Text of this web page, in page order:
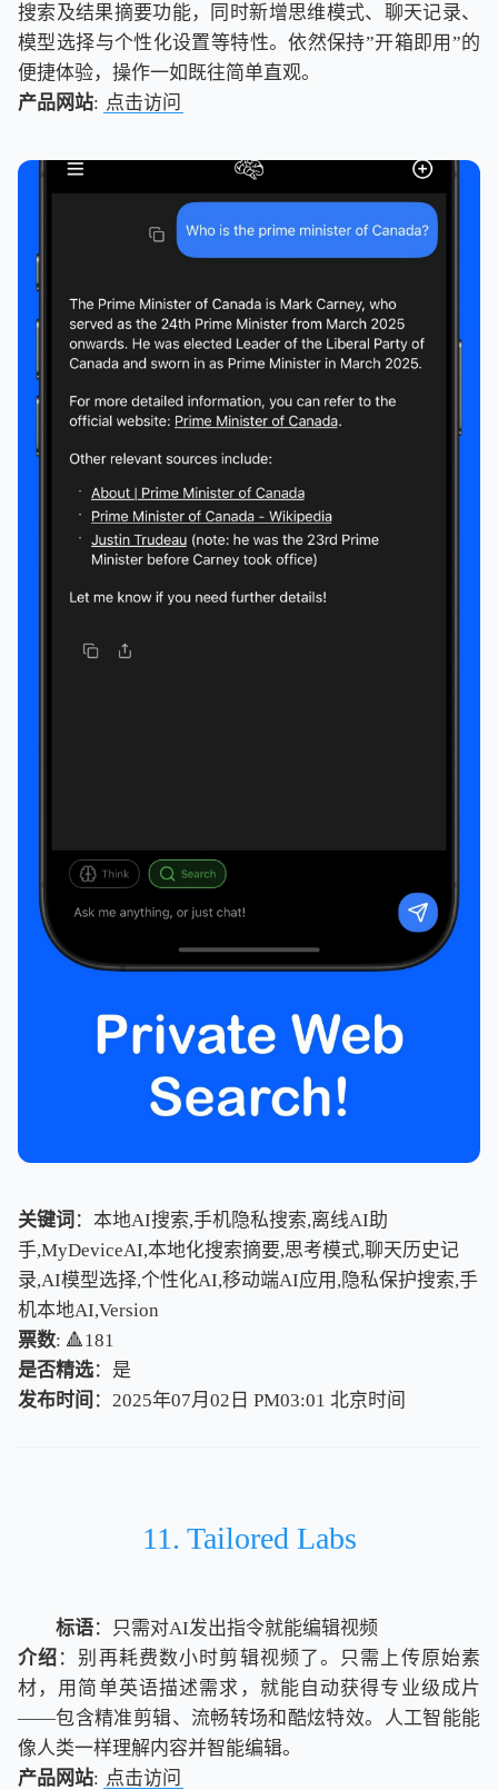
搜索及结果摘要功能，同时新增思维模式、聊天记录、
模型选择与个性化设置等特性。依然保持”开箱即用”的
便捷体验，操作一如既往简单直观。
产品网站: 点击访问
关键词 ：本地AI搜索,手机隐私搜索,离线AI助
手,MyDeviceAI,本地化搜索摘要,思考模式,聊天历史记
录,AI模型选择,个性化AI,移动端AI应用,隐私保护搜索,手
机本地AI,Version
票数: 🔺181
是否精选：是
发布时间 ：2025年07月02日 PM03:01 北京时间
北京时间
11. Tailored Labs
标语：只需对AI发出指令就能编辑视频
介绍 ：别再耗费数小时剪辑视频了。只需上传原始素
材，用简单英语描述需求，就能自动获得专业级成片
——包含精准剪辑、流畅转场和酷炫特效。人工智能能
像人类一样理解内容并智能编辑。
产品网站: 点击访问